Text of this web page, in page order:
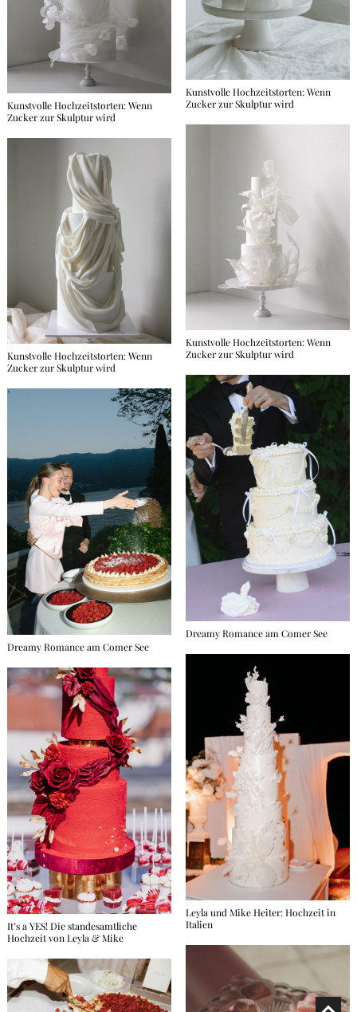
Kunstvolle Hochzeitstorten: Wenn
Zucker zur Skulptur wird
Kunstvolle Hochzeitstorten: Wenn
Zucker zur Skulptur wird
Kunstvolle Hochzeitstorten: Wenn
Zucker zur Skulptur wird
Kunstvolle Hochzeitstorten: Wenn
Zucker zur Skulptur wird
Dreamy Romance am Comer See
Dreamy Romance am Comer See
Leyla und Mike Heiter: Hochzeit in
Italien
It’s a YES! Die standesamtliche
Hochzeit von Leyla & Mike